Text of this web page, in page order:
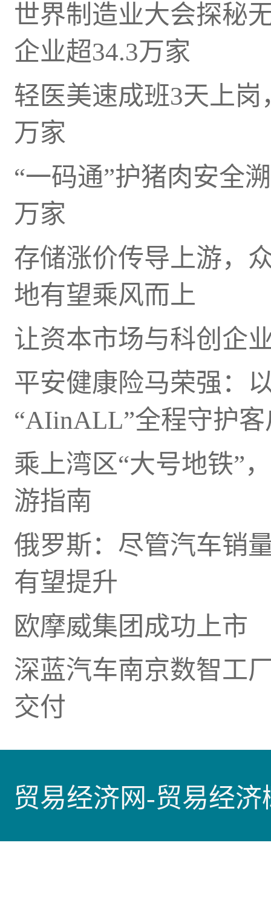
世界制造业大会探秘
企业超34.3万家
轻医美速成班3天上
万家
“一码通”护猪肉安全
万家
存储涨价传导上游，
地有望乘风而上
让资本市场与科创企
平安健康险马荣强：
“AIinALL”全程守护
乘上湾区“大号地铁”
游指南
俄罗斯：尽管汽车销
有望提升
欧摩威集团成功上市
深蓝汽车南京数智工
交付
贸易经济网-贸易经